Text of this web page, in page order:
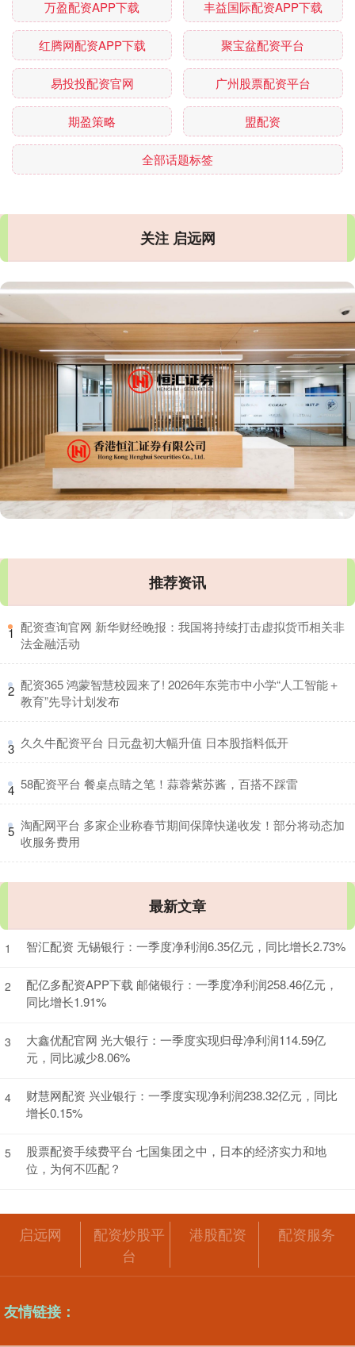
万盈配资APP下载 丰益国际配资APP下载
红腾网配资APP下载 聚宝盆配资平台
易投投配资官网 广州股票配资平台
期盈策略 盟配资
全部话题标签
关注 启远网
推荐资讯
1 ​配资查询官网 新华财经晚报：我国将持续打击虚拟货币相关非
法金融活动
2 ​配资365 鸿蒙智慧校园来了! 2026年东莞市中小学“人工智能＋
教育”先导计划发布
3 ​久久牛配资平台 日元盘初大幅升值 日本股指料低开
4 ​58配资平台 餐桌点睛之笔！蒜蓉紫苏酱，百搭不踩雷
5 ​淘配网平台 多家企业称春节期间保障快递收发！部分将动态加
收服务费用
最新文章
1 智汇配资 无锡银行：一季度净利润6.35亿元，同比增长2.73%
2
配亿多配资APP下载 邮储银行：一季度净利润258.46亿元，
同比增长1.91%
3
大鑫优配官网 光大银行：一季度实现归母净利润114.59亿
元，同比减少8.06%
4
财慧网配资 兴业银行：一季度实现净利润238.32亿元，同比
增长0.15%
5
股票配资手续费平台 七国集团之中，日本的经济实力和地
位，为何不匹配？
启远网
配资炒股平
台
港股配资 配资服务
友情链接：